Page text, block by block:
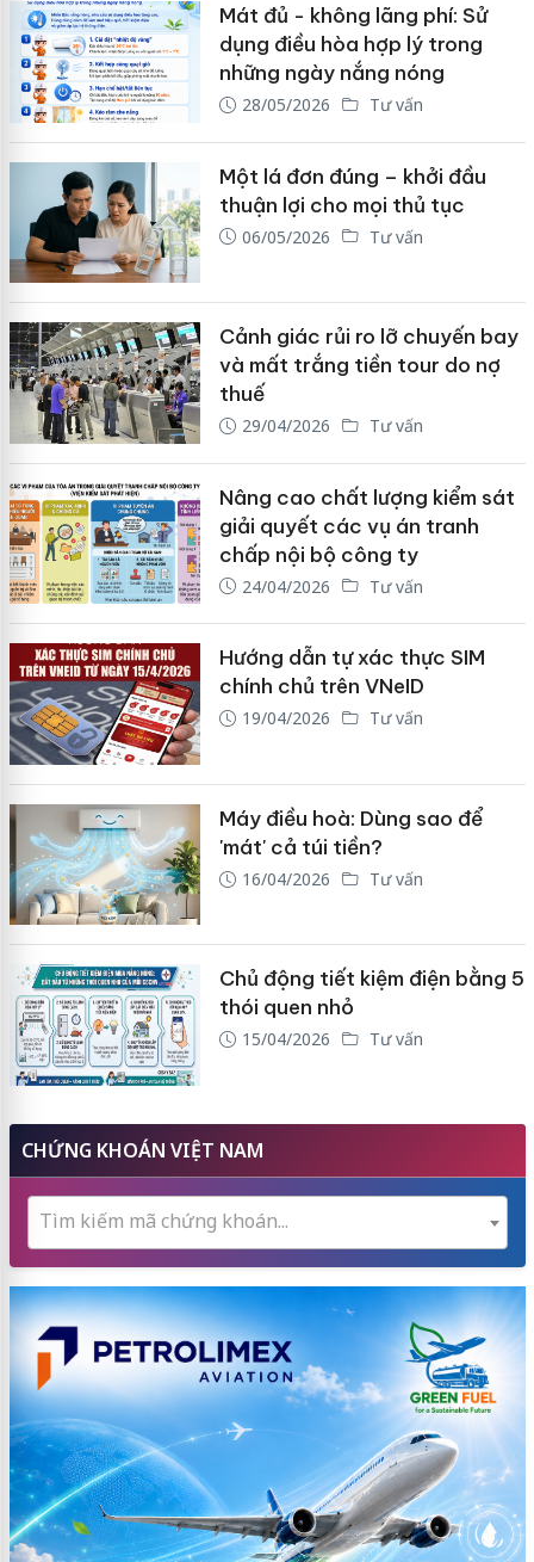
Mát đủ - không lãng phí: Sử
dụng điều hòa hợp lý trong
những ngày nắng nóng
28/05/2026 Tư vấn
Một lá đơn đúng – khởi đầu
thuận lợi cho mọi thủ tục
06/05/2026 Tư vấn
Cảnh giác rủi ro lỡ chuyến bay
và mất trắng tiền tour do nợ
thuế
29/04/2026 Tư vấn
Nâng cao chất lượng kiểm sát
giải quyết các vụ án tranh
chấp nội bộ công ty
24/04/2026 Tư vấn
Hướng dẫn tự xác thực SIM
chính chủ trên VNeID
19/04/2026 Tư vấn
Máy điều hoà: Dùng sao để
'mát' cả túi tiền?
16/04/2026 Tư vấn
Chủ động tiết kiệm điện bằng 5
thói quen nhỏ
15/04/2026 Tư vấn
CHỨNG KHOÁN VIỆT NAM
Tìm kiếm mã chứng khoán...